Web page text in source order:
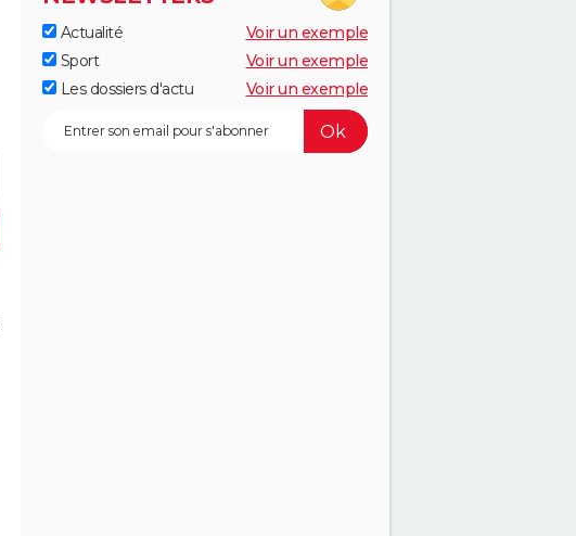
Actualité
Voir un exemple
Sport
Voir un exemple
Les dossiers d'actu
Voir un exemple